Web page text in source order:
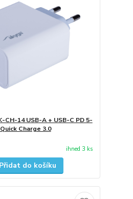
CH-14 USB-A + USB-C PD 5-
Charge 3.0
ihned 3 ks
Přidat do košíku